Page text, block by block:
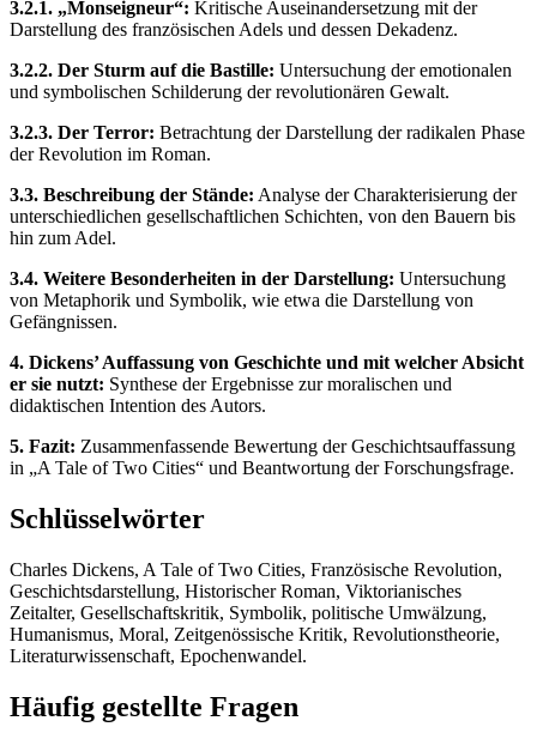
3.2.1. „Monseigneur“: Kritische Auseinandersetzung mit der
Darstellung des französischen Adels und dessen Dekadenz.
3.2.2. Der Sturm auf die Bastille: Untersuchung der emotionalen
und symbolischen Schilderung der revolutionären Gewalt.
3.2.3. Der Terror: Betrachtung der Darstellung der radikalen Phase
der Revolution im Roman.
3.3. Beschreibung der Stände: Analyse der Charakterisierung der
unterschiedlichen gesellschaftlichen Schichten, von den Bauern bis
hin zum Adel.
3.4. Weitere Besonderheiten in der Darstellung: Untersuchung
von Metaphorik und Symbolik, wie etwa die Darstellung von
Gefängnissen.
4. Dickens’ Auffassung von Geschichte und mit welcher Absicht
er sie nutzt: Synthese der Ergebnisse zur moralischen und
didaktischen Intention des Autors.
5. Fazit: Zusammenfassende Bewertung der Geschichtsauffassung
in „A Tale of Two Cities“ und Beantwortung der Forschungsfrage.
Schlüsselwörter
Charles Dickens, A Tale of Two Cities, Französische Revolution,
Geschichtsdarstellung, Historischer Roman, Viktorianisches
Zeitalter, Gesellschaftskritik, Symbolik, politische Umwälzung,
Humanismus, Moral, Zeitgenössische Kritik, Revolutionstheorie,
Literaturwissenschaft, Epochenwandel.
Häufig gestellte Fragen